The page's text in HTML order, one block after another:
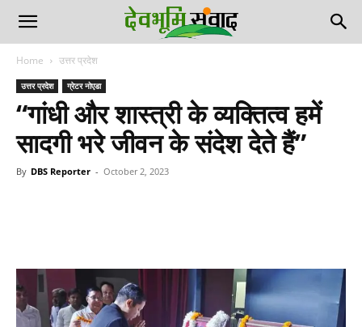
Home उत्तर प्रदेश
उत्तर प्रदेश ग्रेटर नोएडा
“गांधी और शास्त्री के व्यक्तित्व हमें
सादगी भरे जीवन के संदेश देते हैं”
By DBS Reporter - October 2, 2023